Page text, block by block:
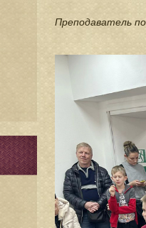
Преподаватель